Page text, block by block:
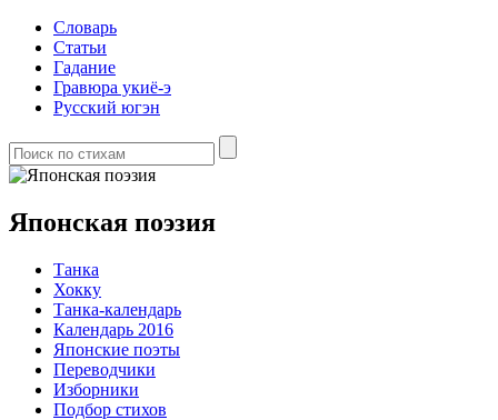
Словарь
Статьи
Гадание
Гравюра укиё-э
Русский югэн
Японская поэзия
Танка
Хокку
Танка-календарь
Календарь 2016
Японские поэты
Переводчики
Изборники
Подбор стихов